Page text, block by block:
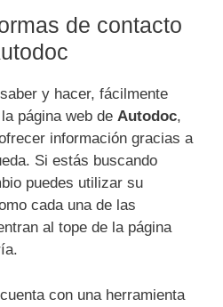
de contacto
y hacer, fácilmente
página web de Autodoc,
información gracias a
Si estás buscando
puedes utilizar su
cada una de las
al tope de la página
con una herramienta